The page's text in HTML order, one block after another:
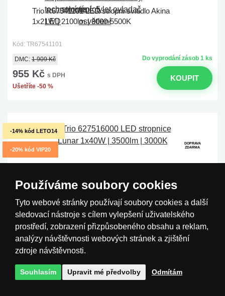
Trio R67541101 LED stropní svítidlo Akina
1x21W | 2100lm | 3000-5500K
Kód: TR67541101
Do vyprodání zásob 1 ks
DMC: 1 909 Kč
955 Kč s DPH
Ušetříte -50 %
KOUPIT
-14% kód LETO14
-20% kód VIP20
DOPRAVA
ZDARMA
(2x)
Používáme soubory cookies
Tyto webové stránky používají soubory cookies a další
sledovací nástroje s cílem vylepšení uživatelského
prostředí, zobrazení přizpůsobeného obsahu a reklam,
analýzy návštěvnosti webových stránek a zjištění
zdroje návštěvnosti.
Souhlasím Upravit mé předvolby Odmítám